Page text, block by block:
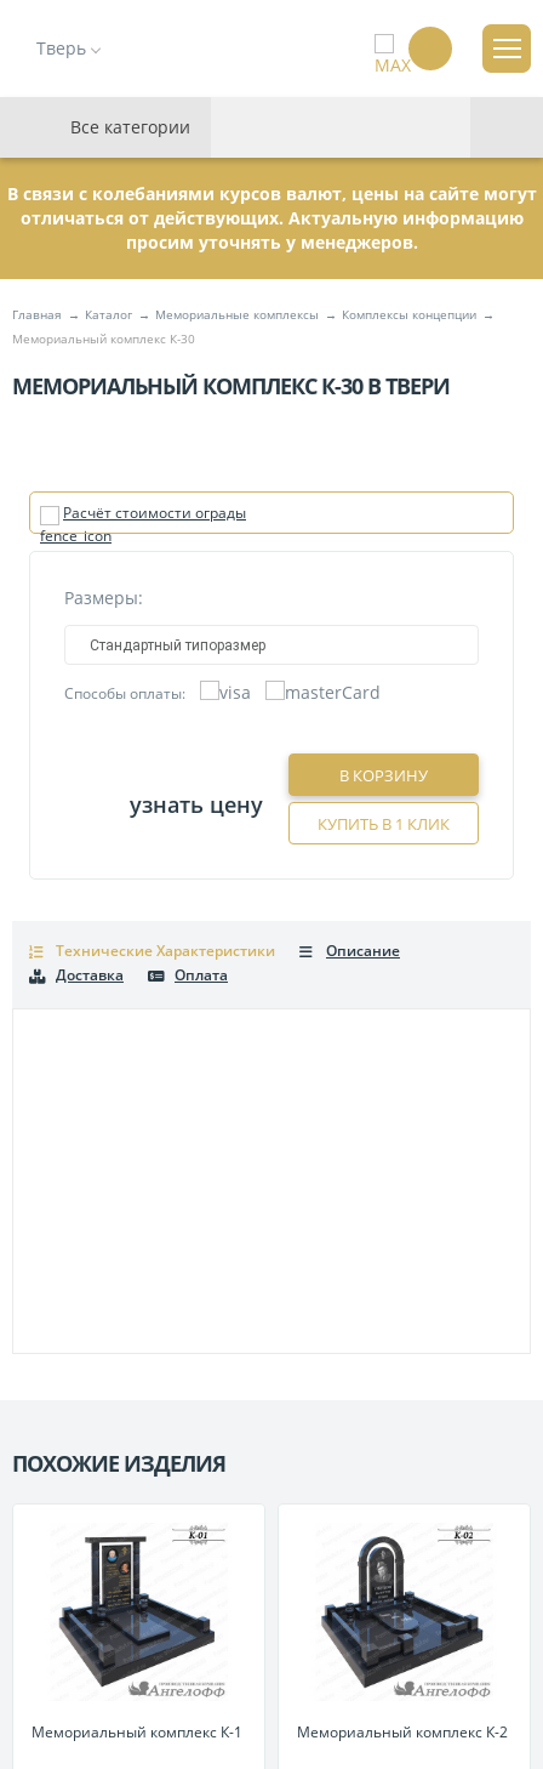
Тверь
Все категории
В связи с колебаниями курсов валют, цены на сайте могут
отличаться от действующих. Актуальную информацию
просим уточнять у менеджеров.
Главная Каталог Мемориальные комплексы
Комплексы концепции
Мемориальный комплекс К-30
МЕМОРИАЛЬНЫЙ КОМПЛЕКС К-30 В ТВЕРИ
Расчёт стоимости ограды
Размеры:
Стандартный типоразмер
Способы оплаты:
узнать цену
В КОРЗИНУ
КУПИТЬ В 1 КЛИК
Технические Характеристики
Описание
Доставка
Оплата
ПОХОЖИЕ ИЗДЕЛИЯ
Мемориальный комплекс К-1 Мемориальный комплекс К-2